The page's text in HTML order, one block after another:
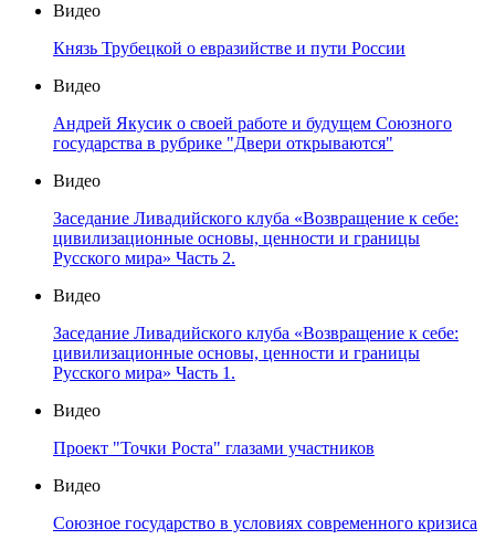
Видео
Князь Трубецкой о евразийстве и пути России
Видео
Андрей Якусик о своей работе и будущем Союзного
государства в рубрике "Двери открываются"
Видео
Заседание Ливадийского клуба «Возвращение к себе:
цивилизационные основы, ценности и границы
Русского мира» Часть 2.
Видео
Заседание Ливадийского клуба «Возвращение к себе:
цивилизационные основы, ценности и границы
Русского мира» Часть 1.
Видео
Проект "Точки Роста" глазами участников
Видео
Союзное государство в условиях современного кризиса